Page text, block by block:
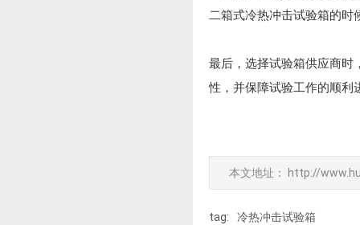
二箱式冷热冲击试验箱的时
最后，选择试验箱供应商时
性，并保障试验工作的顺利
本文地址： http://
tag: 冷热冲击试验箱